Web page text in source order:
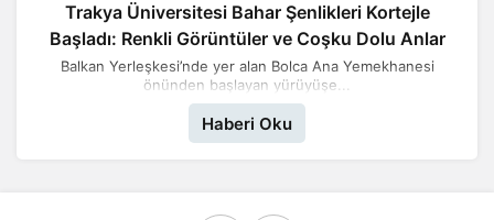
Trakya Üniversitesi Bahar Şenlikleri Kortejle
Başladı: Renkli Görüntüler ve Coşku Dolu Anlar
Balkan Yerleşkesi’nde yer alan Bolca Ana Yemekhanesi
önünden başlayan yürüyüşe...
Haberi Oku